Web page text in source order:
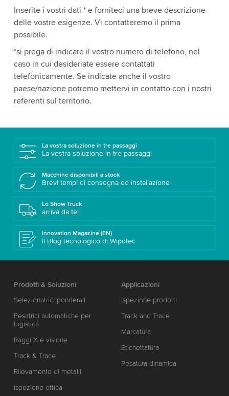
Inserite i vostri dati * e forniteci una breve descrizione
delle vostre esigenze. Vi contatteremo il prima
possibile.
*si prega di indicare il vostro numero di telefono, nel
caso in cui desideriate essere contattati
telefonicamente. Se indicate anche il vostro
paese/nazione potremo mettervi in contatto con i nostri
referenti sul territorio.
La vostra soluzione in tre passaggi
La vostra soluzione in tre passaggi
Macchine disponibili a stock
Brevi tempi di consegna ed installazione
Lo Show Truck
arriva da te!
Innovation Magazine (EN)
Il Blog tecnologico di Wipotec
Prodotti & Soluzioni
Selezionatrici ponderali
Pesatrici automatiche per
logistica
Raggi X e visione
Track & Trace
Rilevamento di metalli
Ispezione ottica
Applicazioni
Ispezione prodotti
Track and Trace
Marcatura
Etichettatura
Pesatura dinamica